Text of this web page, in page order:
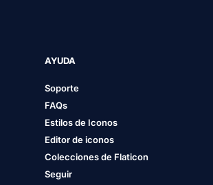
AYUDA
Soporte
FAQs
Estilos de Iconos
Editor de iconos
Colecciones de Flaticon
Seguir